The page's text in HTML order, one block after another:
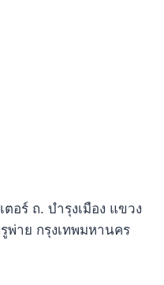
อร์ ถ. บำรุงเมือง แขวง
พ่าย กรุงเทพมหานคร